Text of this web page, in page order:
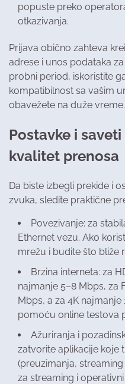
popuste preko
otkazivanja.
Prijava obično zahteva
adrese i unos podataka
probni period, iskoristite
kompatibilnost sa vašim
obavežete na duže vreme.
Postavke i
kvalitet prenosa
Da biste izbegli prekide i
zvuka, sledite praktične
Povezivanje: za
Ethernet vezu. Ako
mrežu i budite što bliže
Brzina interneta: za
najmanje 5–8 Mbps, za
Mbps, a za 4K
pomoću online testova
Ažuriranja i
zatvorite aplikacije koje
(preuzimanja,
za streaming i